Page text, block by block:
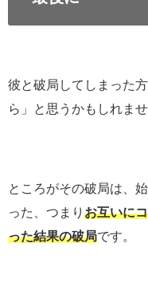
彼と破局してしまった
ら」と思うかもしれませ
ところがその破局は、
った、つまり お互いに
った結果の破局です。